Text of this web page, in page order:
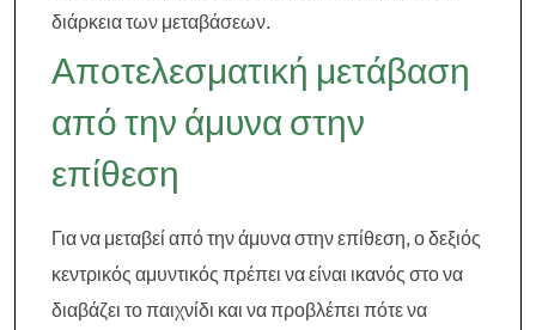
διάρκεια των μεταβάσεων.
Αποτελεσματική μετάβαση
από την άμυνα στην
επίθεση
Για να μεταβεί από την άμυνα στην επίθεση, ο δεξιός
κεντρικός αμυντικός πρέπει να είναι ικανός στο να
διαβάζει το παιχνίδι και να προβλέπει πότε να